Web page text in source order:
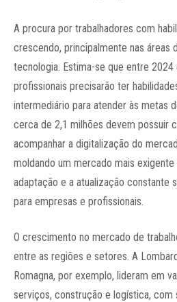
A procura por trabalhadores com
crescendo, principalmente nas áreas
tecnologia. Estima-se que entre
profissionais precisarão ter
intermediário para atender às metas
cerca de 2,1 milhões devem possuir
acompanhar a digitalização do
moldando um mercado mais
adaptação e a atualização constante
para empresas e profissionais.
O crescimento no mercado de
entre as regiões e setores. A
Romagna, por exemplo, lideram em
serviços, construção e logística, com